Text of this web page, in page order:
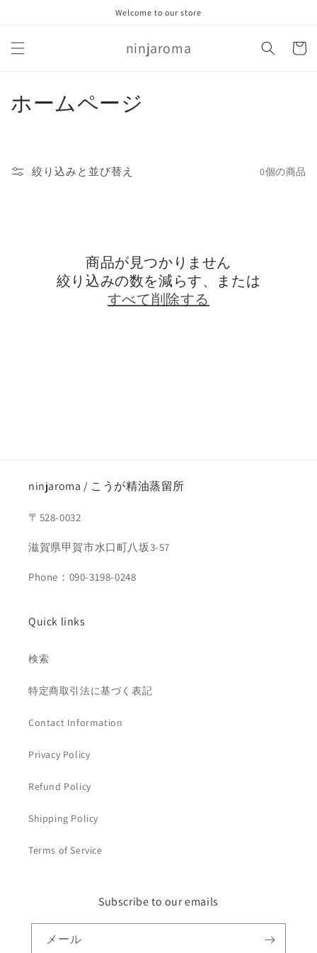
Welcome to our store
ninjaroma
ー
コ
シ
ホームページ
絞り込みと並び替え 0個の商品
商品が見つかりません
絞り込みの数を減らす、または
すべて削除する
ninjaroma / こうが精油蒸留所
〒528-0032
滋賀県甲賀市水口町八坂3-57
Phone：090-3198-0248
Quick links
検索
特定商取引法に基づく表記
Contact Information
Privacy Policy
Refund Policy
Shipping Policy
Terms of Service
Subscribe to our emails
メール